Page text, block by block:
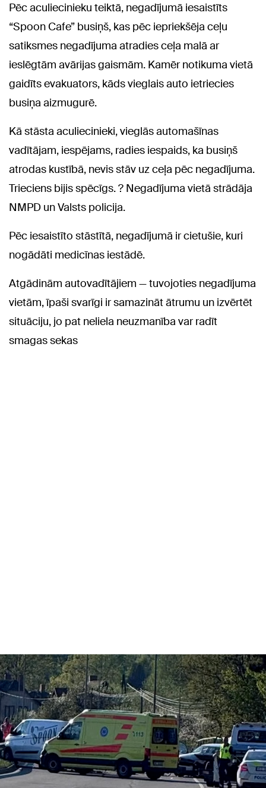
Pēc aculiecinieku teiktā, negadījumā iesaistīts
“Spoon Cafe” busiņš, kas pēc iepriekšēja ceļu
satiksmes negadījuma atradies ceļa malā ar
ieslēgtām avārijas gaismām. Kamēr notikuma vietā
gaidīts evakuators, kāds vieglais auto ietriecies
busiņa aizmugurē.
Kā stāsta aculiecinieki, vieglās automašīnas
vadītājam, iespējams, radies iespaids, ka busiņš
atrodas kustībā, nevis stāv uz ceļa pēc negadījuma.
Trieciens bijis spēcīgs. ? Negadījuma vietā strādāja
NMPD un Valsts policija.
Pēc iesaistīto stāstītā, negadījumā ir cietušie, kuri
nogādāti medicīnas iestādē.
Atgādinām autovadītājiem — tuvojoties negadījuma
vietām, īpaši svarīgi ir samazināt ātrumu un izvērtēt
situāciju, jo pat neliela neuzmanība var radīt
smagas sekas